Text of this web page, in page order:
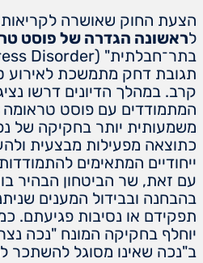
הצעת החוק שאושרה לקריאות
לראשונה הגדרה של פוסט
תגובת דחק מתמשכת לאירוע
קרב. במהלך הדיונים דרשו
המתמודדים עם פוסט
משמעותית יותר בחקיקה של
כתוצאה מפעילות מבצעית
ייחודיים המתאימים
עם זאת, שר הביטחון הבהיר
בהבחנה ובבידול המענים
תפקידם או נסיבות פגיעתם.
יוחלף בחקיקה המונח "נכה
ב"נכה שאינו מסוגל להשתכר